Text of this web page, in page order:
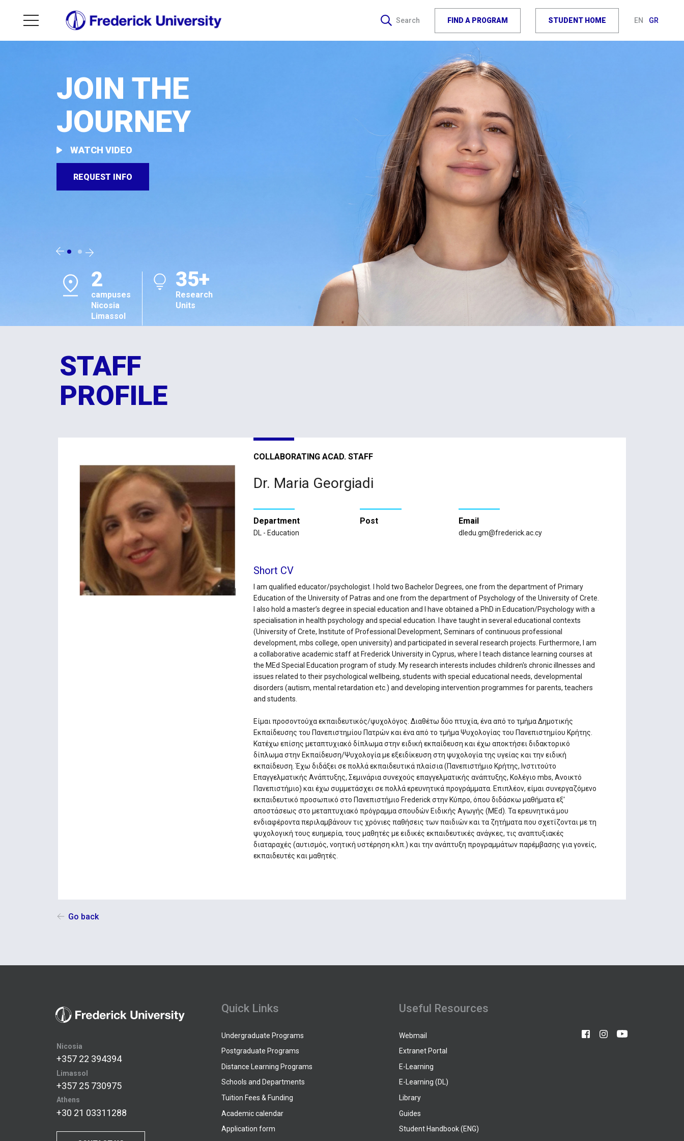
Search FIND A PROGRAM STUDENT HOME EN GR
JOIN THE
JOURNEY
WATCH VIDEO
REQUEST INFO
2
campuses
Nicosia
Limassol
35+
Research
Units
#1
in Cyprus
Sustainability
Ratings 2026
Ratings 2026
5
Schools
STAFF
PROFILE
COLLABORATING ACAD. STAFF
Dr. Maria Georgiadi
Department
DL - Education
Post Email
dledu.gm@frederick.ac.cy
Short CV
I am qualified educator/psychologist. I hold two Bachelor Degrees, one from the department of Primary
Education of the University of Patras and one from the department of Psychology of the University of Crete.
I also hold a master’s degree in special education and I have obtained a PhD in Education/Psychology with a
specialisation in health psychology and special education. I have taught in several educational contexts
(University of Crete, Institute of Professional Development, Seminars of continuous professional
development, mbs college, open university) and participated in several research projects. Furthermore, I am
a collaborative academic staff at Frederick University in Cyprus, where I teach distance learning courses at
the MEd Special Education program of study. My research interests includes children's chronic illnesses and
issues related to their psychological wellbeing, students with special educational needs, developmental
disorders (autism, mental retardation etc.) and developing intervention programmes for parents, teachers
and students.
Είμαι προσοντούχα εκπαιδευτικός/ψυχολόγος. Διαθέτω δύο πτυχία, ένα από το τμήμα Δημοτικής
Εκπαίδευσης του Πανεπιστημίου Πατρών και ένα από το τμήμα Ψυχολογίας του Πανεπιστημίου Κρήτης.
Κατέχω επίσης μεταπτυχιακό δίπλωμα στην ειδική εκπαίδευση και έχω αποκτήσει διδακτορικό
δίπλωμα στην Εκπαίδευση/Ψυχολογία με εξειδίκευση στη ψυχολογία της υγείας και την ειδική
εκπαίδευση. Έχω διδάξει σε πολλά εκπαιδευτικά πλαίσια (Πανεπιστήμιο Κρήτης, Ινστιτούτο
Επαγγελματικής Ανάπτυξης, Σεμινάρια συνεχούς επαγγελματικής ανάπτυξης, Κολέγιο mbs, Ανοικτό
Πανεπιστήμιο) και έχω συμμετάσχει σε πολλά ερευνητικά προγράμματα. Επιπλέον, είμαι συνεργαζόμενο
εκπαιδευτικό προσωπικό στο Πανεπιστήμιο Frederick στην Κύπρο, όπου διδάσκω μαθήματα εξ'
αποστάσεως στο μεταπτυχιακό πρόγραμμα σπουδών Ειδικής Αγωγής (MEd). Τα ερευνητικά μου
ενδιαφέροντα περιλαμβάνουν τις χρόνιες παθήσεις των παιδιών και τα ζητήματα που σχετίζονται με τη
ψυχολογική τους ευημερία, τους μαθητές με ειδικές εκπαιδευτικές ανάγκες, τις αναπτυξιακές
διαταραχές (αυτισμός, νοητική υστέρηση κλπ.) και την ανάπτυξη προγραμμάτων παρέμβασης για γονείς,
εκπαιδευτές και μαθητές.
Go back
Nicosia
+357 22 394394
Limassol
+357 25 730975
Athens
+30 21 03311288
Quick Links
Undergraduate Programs
Postgraduate Programs
Distance Learning Programs
Schools and Departments
Tuition Fees & Funding
Academic calendar
Application form
Useful Resources
Webmail
Extranet Portal
E-Learning
E-Learning (DL)
Library
Guides
Student Handbook (ENG)